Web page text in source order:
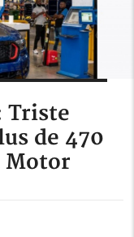
Triste
de 470
Motor